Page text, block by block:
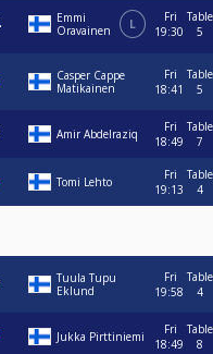
Emmi
Oravainen
L
Fri
19:30
Table
5
Casper Cappe
Matikainen
Fri
18:41
Table
5
Amir Abdelraziq
Fri
18:49
Table
7
Tomi Lehto
Fri
19:13
Table
4
Tuula Tupu
Eklund
Fri
19:58
Table
4
Jukka Pirttiniemi
Fri
18:49
Table
8